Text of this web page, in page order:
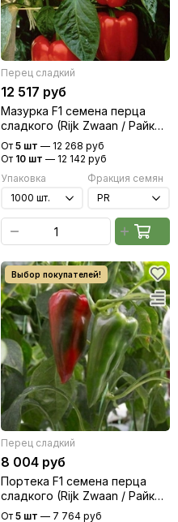
Перец сладкий
12 517 руб
Мазурка F1 семена перца
сладкого (Rijk Zwaan / Райк
Цваан)
От 5 шт — 12 268 руб
От 10 шт — 12 142 руб
Упаковка
Фракция семян
Перец сладкий
8 004 руб
Портека F1 семена перца
сладкого (Rijk Zwaan / Райк
Цваан)
От 5 шт — 7 764 руб